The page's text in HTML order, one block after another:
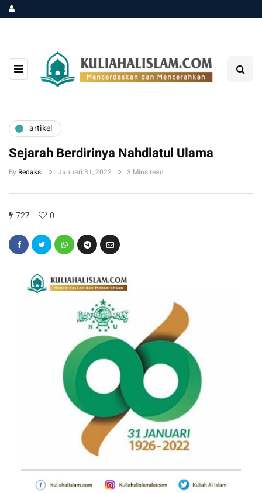
artikel
Sejarah Berdirinya Nahdlatul Ulama
By Redaksi Januari 31, 2022 3 Mins read
727 0